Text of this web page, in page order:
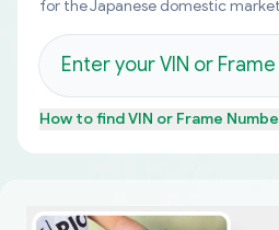
for the Japanese domestic
How to findVIN or Frame